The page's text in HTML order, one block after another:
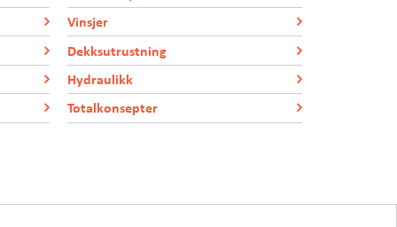
Vinsjer
Dekksutrustning
Hydraulikk
Totalkonsepter